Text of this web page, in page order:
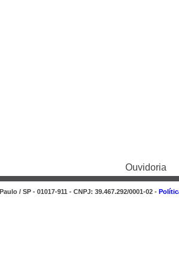
Ouvidoria
/ SP - 01017-911 - CNPJ: 39.467.292/0001-02 -